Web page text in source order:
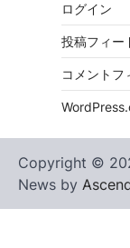
ログイン
投稿フィー
コメントフ
Copyright ©
News by